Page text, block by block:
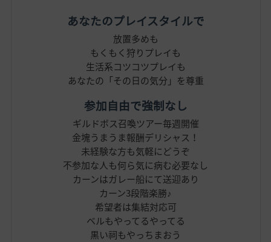
あなたのプレイスタイルで
放置多めも
もくもく狩りプレイも
生活系コツコツプレイも
あなたの「その日の気分」を尊重
参加自由で強制なし
ギルドボス召喚ツアー毎週開催
金塊うまうま報酬デリシャス！
未経験な方も気軽にどうぞ
不参加な人も何ら気に病む必要なし
カーンはガレー船にて送迎あり
カーン3段階楽勝♪
希望者は集結対応可
ベルもやってるやってる
黒い祠もやっちまおう